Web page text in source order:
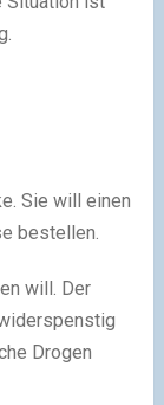
Sie will einen
bestellen.
will. Der
Drogen